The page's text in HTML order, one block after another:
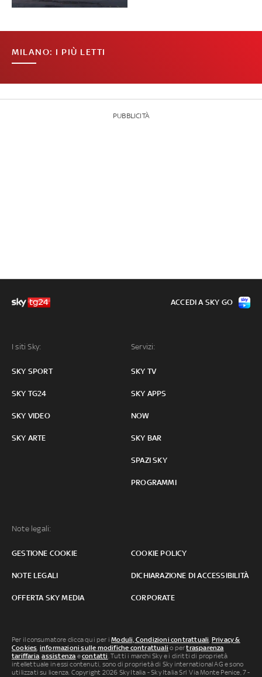
MILANO: I PIÙ LETTI
PUBBLICITÀ
I siti Sky:
SKY SPORT
SKY TG24
SKY VIDEO
SKY ARTE
Servizi:
SKY TV
SKY APPS
NOW
SKY BAR
SPAZI SKY
PROGRAMMI
Note legali:
GESTIONE COOKIE COOKIE POLICY
NOTE LEGALI DICHIARAZIONE DI ACCESSIBILITÀ
OFFERTA SKY MEDIA CORPORATE
ACCEDI A SKY GO
Per il consumatore clicca qui per iModuli, Condizioni contrattuali, Privacy &
Cookies, informazioni sulle modifiche contrattuali o pertrasparenza
tariffaria,assistenza econtatti. Tutti i marchi Sky e i diritti di proprietà
intellettuale in essi contenuti, sono di proprietà di Sky international AG e sono
utilizzati su licenza. Copyright 2026 Sky Italia - Sky Italia Srl Via Monte Penice, 7 -